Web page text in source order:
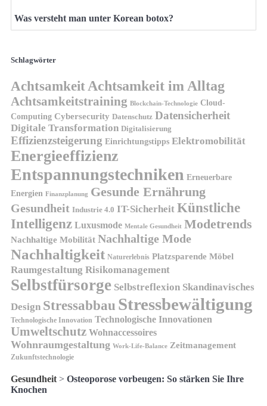
Was versteht man unter Korean botox?
Schlagwörter
AchtsamkeitAchtsamkeit im Alltag
Achtsamkeitstraining Blockchain-Technologie Cloud-
Computing Cybersecurity Datenschutz Datensicherheit
Digitale Transformation Digitalisierung
Effizienzsteigerung Einrichtungstipps Elektromobilität
Energieeffizienz
Entspannungstechniken Erneuerbare
Energien Finanzplanung Gesunde Ernährung
Gesundheit Industrie 4.0 IT-Sicherheit Künstliche
Intelligenz Luxusmode Mentale Gesundheit Modetrends
Nachhaltige Mobilität Nachhaltige Mode
Nachhaltigkeit Naturerlebnis Platzsparende Möbel
Raumgestaltung Risikomanagement
Selbstfürsorge Selbstreflexion Skandinavisches
Design Stressabbau Stressbewältigung
Technologische Innovation Technologische Innovationen
Umweltschutz Wohnaccessoires
Wohnraumgestaltung Work-Life-Balance Zeitmanagement
Zukunftstechnologie
Gesundheit> Osteoporose vorbeugen: So stärken Sie Ihre
Knochen